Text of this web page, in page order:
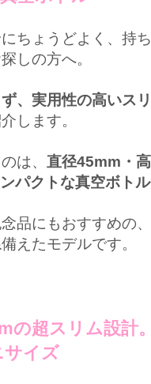
ちょうどよく、持
しの方へ。
、実用性の高いス
します。
は、 直径45mm・
パクトな真空ボトル
品にもおすすめの
えたモデルです。
の超スリム設計
サイズ